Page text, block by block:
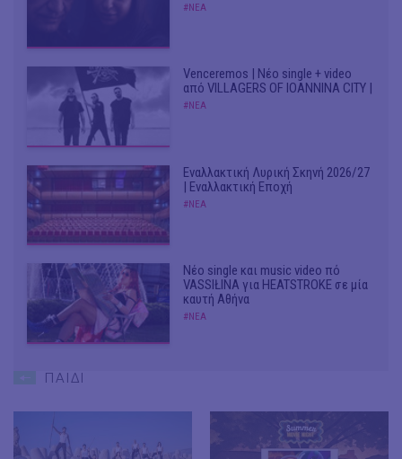
#ΝΕΑ
Venceremos | Νέο single + video
από VILLAGERS OF IOANNINA CITY |
#ΝΕΑ
Εναλλακτική Λυρική Σκηνή 2026/27
| Εναλλακτική Εποχή
#ΝΕΑ
Νέο single και music video πό
VASSIŁINA για HEATSTROKE σε μία
καυτή Αθήνα
#ΝΕΑ
ΠΑΙΔΙ